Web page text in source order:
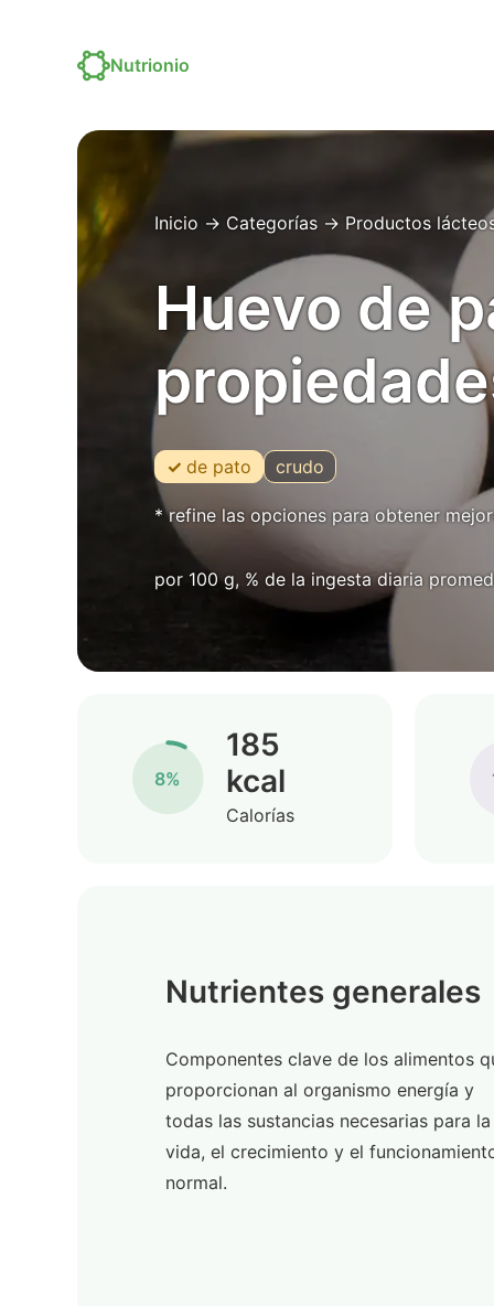
Nutrionio
Inicio → Categorías → Productos
Huevo de
de pato crudo
* refine las opciones para obtener
por 100 g, % de la ingesta diaria
8%
185
kcal
Calorías
Nutrientes generales
Componentes clave de los alimentos
proporcionan al organismo energía y
todas las sustancias necesarias para la
vida, el crecimiento y el
normal.